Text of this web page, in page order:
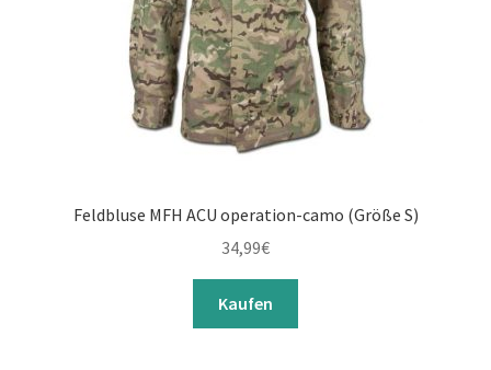
Feldbluse MFH ACU operation-camo (Größe S)
34,99€
Kaufen